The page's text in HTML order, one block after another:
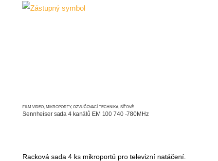
FILM VIDEO MIKROPORTY, OZVUČOVACÍ TECHNIKA SÍŤOVÉ
Sennheiser sada 4 kanálů EM 100 740 -780MHz
Racková sada 4 ks mikroportů pro televizní natáčení.